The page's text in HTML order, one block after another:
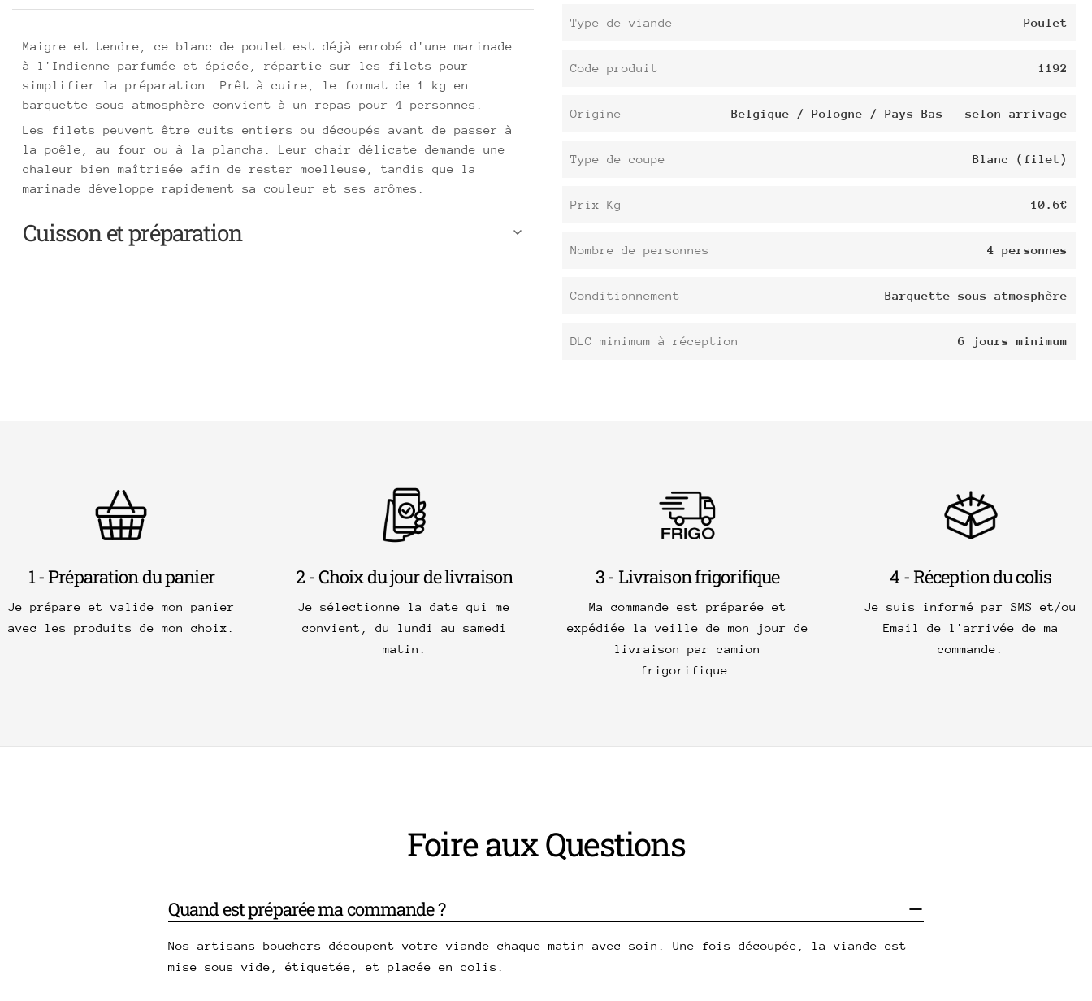
Maigre et tendre, ce blanc de poulet est déjà enrobé d'une marinade
à l'Indienne parfumée et épicée, répartie sur les filets pour
simplifier la préparation. Prêt à cuire, le format de 1 kg en
barquette sous atmosphère convient à un repas pour 4 personnes.
Les filets peuvent être cuits entiers ou découpés avant de passer à
la poêle, au four ou à la plancha. Leur chair délicate demande une
chaleur bien maîtrisée afin de rester moelleuse, tandis que la
marinade développe rapidement sa couleur et ses arômes.
Cuisson et préparation
Type de viande Poulet
Code produit 1192
Origine Belgique / Pologne / Pays-Bas — selon arrivage
Type de coupe Blanc (filet)
Prix Kg 10.6€
Nombre de personnes 4 personnes
Conditionnement Barquette sous atmosphère
DLC minimum à réception 6 jours minimum
1 - Préparation du panier
Je prépare et valide mon panier
avec les produits de mon choix.
2 - Choix du jour de livraison
Je sélectionne la date qui me
convient, du lundi au samedi
matin.
3 - Livraison frigorifique
Ma commande est préparée et
expédiée la veille de mon jour de
livraison par camion
frigorifique.
4 - Réception du colis
Je suis informé par SMS et/ou
Email de l'arrivée de ma
commande.
Foire aux Questions
Quand est préparée ma commande ?
Nos artisans bouchers découpent votre viande chaque matin avec soin. Une fois découpée, la viande est
mise sous vide, étiquetée, et placée en colis.